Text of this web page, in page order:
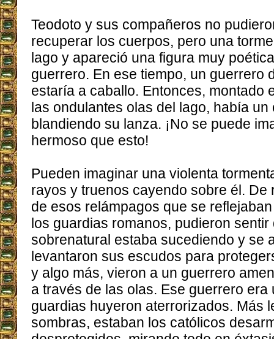
Teodoto y sus compañeros no
recuperar los cuerpos, pero una
lago y apareció una figura muy
guerrero. En ese tiempo, un guerrero
estaría a caballo. Entonces, montado
las ondulantes olas del lago, había un
blandiendo su lanza. ¡No se puede
hermoso que esto!
Pueden imaginar una violenta
rayos y truenos cayendo sobre él. De
de esos relámpagos que se
los guardias romanos, pudieron sentir
sobrenatural estaba sucediendo y se
levantaron sus escudos para
y algo más, vieron a un guerrero
a través de las olas. Ese guerrero era
guardias huyeron aterrorizados. Más
sombras, estaban los católicos